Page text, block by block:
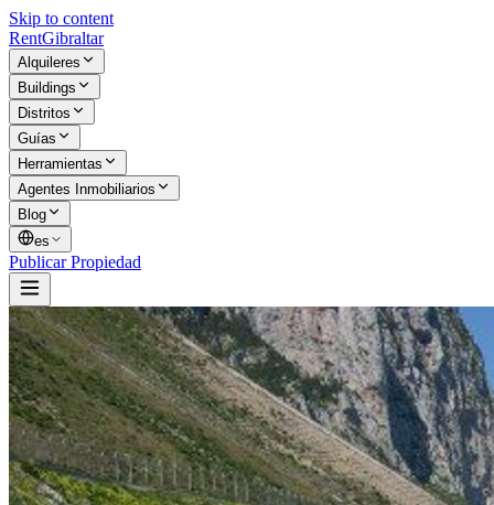
Skip to content
RentGibraltar
Alquileres
Buildings
Distritos
Guías
Herramientas
Agentes Inmobiliarios
Blog
es
Publicar Propiedad